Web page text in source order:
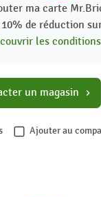
ma carte
10%de réduction
les
un magasin chevron_right
Ajouter au